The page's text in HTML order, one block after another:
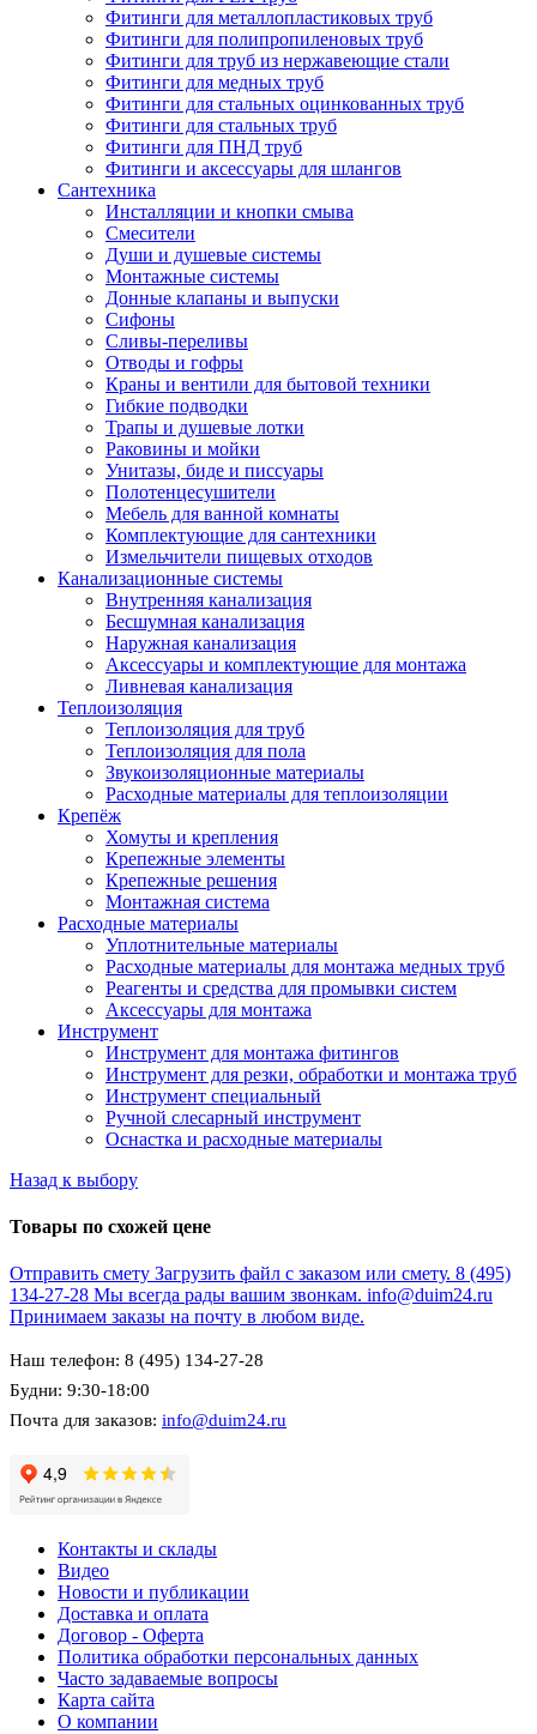
Фитинги для металлопластиковых труб
Фитинги для полипропиленовых труб
Фитинги для труб из нержавеющие стали
Фитинги для медных труб
Фитинги для стальных оцинкованных труб
Фитинги для стальных труб
Фитинги для ПНД труб
Фитинги и аксессуары для шлангов
Сантехника
Инсталляции и кнопки смыва
Смесители
Души и душевые системы
Монтажные системы
Донные клапаны и выпуски
Сифоны
Сливы-переливы
Отводы и гофры
Краны и вентили для бытовой техники
Гибкие подводки
Трапы и душевые лотки
Раковины и мойки
Унитазы, биде и писсуары
Полотенцесушители
Мебель для ванной комнаты
Комплектующие для сантехники
Измельчители пищевых отходов
Канализационные системы
Внутренняя канализация
Бесшумная канализация
Наружная канализация
Аксессуары и комплектующие для монтажа
Ливневая канализация
Теплоизоляция
Теплоизоляция для труб
Теплоизоляция для пола
Звукоизоляционные материалы
Расходные материалы для теплоизоляции
Крепёж
Хомуты и крепления
Крепежные элементы
Крепежные решения
Монтажная система
Расходные материалы
Уплотнительные материалы
Расходные материалы для монтажа медных труб
Реагенты и средства для промывки систем
Аксессуары для монтажа
Инструмент
Инструмент для монтажа фитингов
Инструмент для резки, обработки и монтажа труб
Инструмент специальный
Ручной слесарный инструмент
Оснастка и расходные материалы
Назад к выбору
Товары по схожей цене
Отправить смету Загрузить файл с заказом или смету. 8 (495)
134-27-28 Мы всегда рады вашим звонкам. info@duim24.ru
Принимаем заказы на почту в любом виде.
Наш телефон: 8 (495) 134-27-28
Будни: 9:30-18:00
Почта для заказов: info@duim24.ru
Контакты и склады
Видео
Новости и публикации
Доставка и оплата
Договор - Оферта
Политика обработки персональных данных
Часто задаваемые вопросы
Карта сайта
О компании